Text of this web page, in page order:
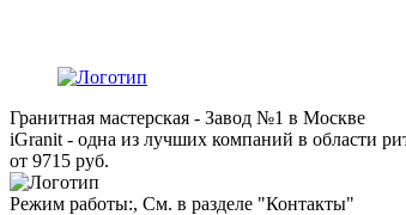
Гранитная мастерская - Завод №1 в Москве
iGranit - одна из лучших компаний в области
от 9715 руб.
Режим работы:, См. в разделе "Контакты"